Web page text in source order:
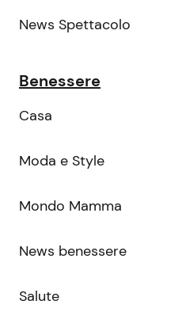
News Spettacolo
Benessere
Casa
Moda e Style
Mondo Mamma
News benessere
Salute